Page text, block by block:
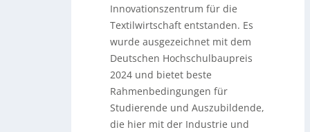
Innovationszentrum für die
Textilwirtschaft entstanden. Es
wurde ausgezeichnet mit dem
Deutschen Hochschulbaupreis
2024 und bietet beste
Rahmenbedingungen für
Studierende und Auszubildende,
die hier mit der Industrie und